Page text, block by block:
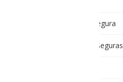
Cámara Intrínsecamente Segura
Cámaras Intrínsecamente Seguras